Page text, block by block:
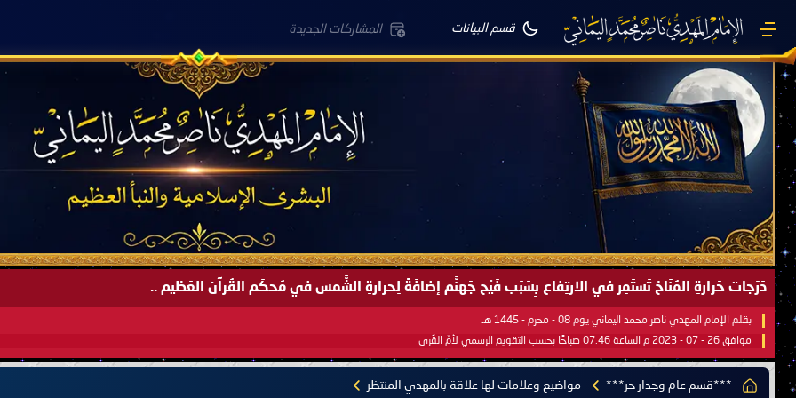
قسم البيانات المشاركات الجديدة
صَيْفُ سَقَرَ يَبدأُ في اجتياحِ شِتاءِ القُطبِ الشَّمالي كَما وعَدناكُم بالحقِّ لعَامِكم هذا (1445 هـ) ..
بقلم الإمام المهدي ناصر محمد اليماني يوم 18 - جمادى الآخرة - 1445 هـ
موافق 31 - 12 - 2023 م الساعة 07:44 صباحًا بحسب التقويم الرسمي لأمّ القُرى
***قسم عام وجدار حر*** مواضيع وعلامات لها علاقة بالمهدي المنتظر